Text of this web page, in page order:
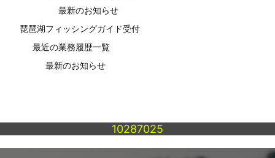
最新のお知らせ
琵琶湖フィッシングガイド受付
最近の業務履歴一覧
最新のお知らせ
10287025